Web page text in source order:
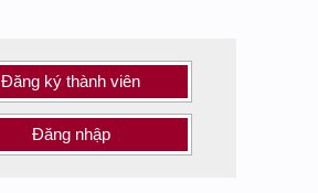
Đăng ký thành viên
Đăng nhập